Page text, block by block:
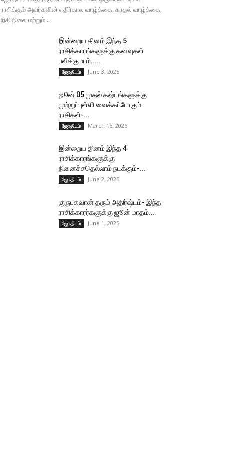
ராசிக்கும் அவர்களின் எதிர்கால வாழ்க்கை, காதல் வாழ்க்கை,
நிதி நிலை மற்றும்...
இன்றைய தினம் இந்த 5
ராசிக்காரங்களுக்கு கனவுகள்
பலிக்குமாம்.....
ஜோதிடம் June 3, 2025
ஜூன் 05 முதல் கஷ்டங்களுக்கு
முற்றுப்புள்ளி வைக்கப்போகும்
ராசிகள்-...
ஜோதிடம் March 16, 2026
இன்றைய தினம் இந்த 4
ராசிக்காரங்களுக்கு
நினைச்சதெல்லாம் நடக்கும்-...
ஜோதிடம் June 2, 2025
குருபகவான் தரும் அதிர்ஷ்டம்- இந்த
ராசிக்காரர்களுக்கு ஜூன் மாதம்...
ஜோதிடம் June 1, 2025